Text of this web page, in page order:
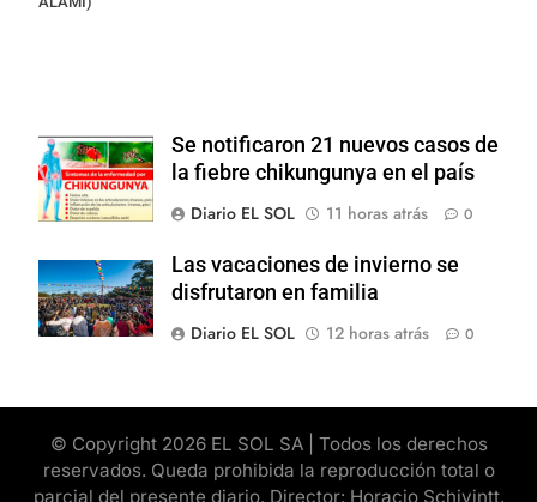
Se notificaron 21 nuevos casos de
la fiebre chikungunya en el país
Diario EL SOL
11 horas atrás 0
Las vacaciones de invierno se
disfrutaron en familia
Diario EL SOL
12 horas atrás 0
© Copyright 2026 EL SOL SA | Todos los derechos
reservados. Queda prohibida la reproducción total o
parcial del presente diario. Director: Horacio Schivintt.